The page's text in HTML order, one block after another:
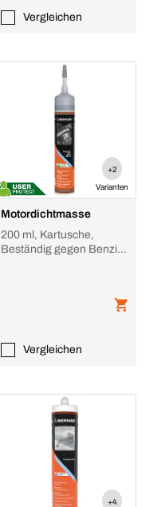
Vergleichen
+2
Varianten
Motordichtmasse
200 ml, Kartusche,
Beständig gegen Benzin
Vergleichen
+4